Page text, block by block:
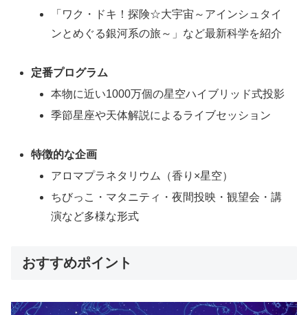
「ワク・ドキ！探険☆大宇宙～アインシュタイ
ンとめぐる銀河系の旅～」など最新科学を紹介
定番プログラム
本物に近い1000万個の星空ハイブリッド式投影
季節星座や天体解説によるライブセッション
特徴的な企画
アロマプラネタリウム（香り×星空）
ちびっこ・マタニティ・夜間投映・観望会・講
演など多様な形式
おすすめポイント